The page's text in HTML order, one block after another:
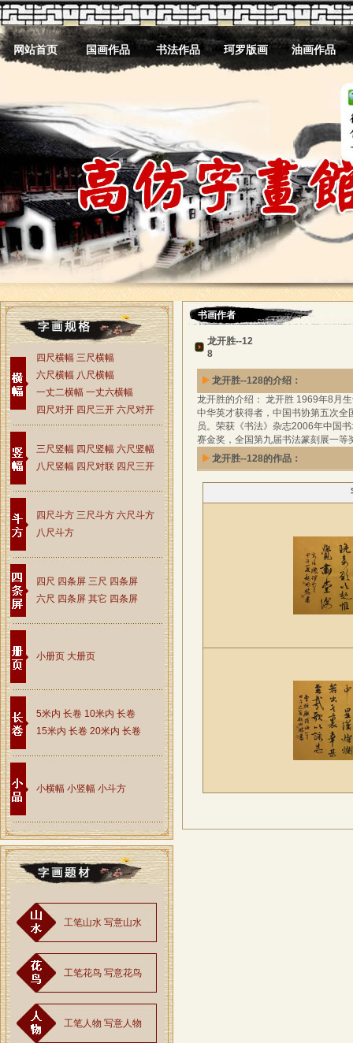
网站首页 国画作品 书法作品 珂罗版画 油画作品
四尺横幅 三尺横幅
六尺横幅 八尺横幅
一丈二横幅 一丈六横幅
四尺对开 四尺三开 六尺对开
三尺竖幅 四尺竖幅 六尺竖幅
八尺竖幅 四尺对联 四尺三开
四尺斗方 三尺斗方 六尺斗方
八尺斗方
四尺 四条屏 三尺 四条屏
六尺 四条屏 其它 四条屏
小册页 大册页
5米内 长卷 10米内 长卷
15米内 长卷 20米内 长卷
小横幅 小竖幅 小斗方
工笔山水 写意山水
工笔花鸟 写意花鸟
工笔人物 写意人物
书画作者
龙开胜--12
8
龙开胜--128的介绍：
龙开胜的介绍： 龙开胜 1969年8月
中华英才获得者，中国书协第五次
员。荣获《书法》杂志2006年中国
赛金奖，全国第九届书法篆刻展一等
龙开胜--128的作品：